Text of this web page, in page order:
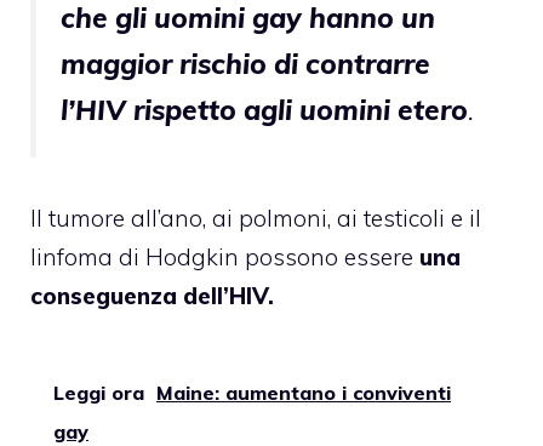
che gli uomini gay hanno un
maggior rischio di contrarre
l’HIV rispetto agli uomini etero.
Il tumore all’ano, ai polmoni, ai testicoli e il
linfoma di Hodgkin possono essere una
conseguenza dell’HIV.
Leggi ora Maine: aumentano i conviventi
gay